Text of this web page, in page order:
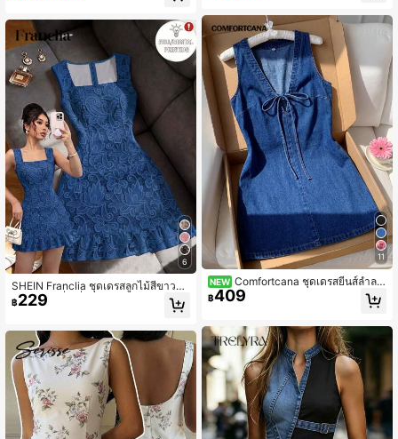
6
SHEIN Franclia ชุดเดรสลูกไม้สีขาวพิ
มพ์ 3D คอสี่เหลี่ยมหรูหรา สบายและเข้
ารูปสำหรับใส่ไปทำงานและเดินทางปร
อร์ฤดูร้อนปี 2026 ใหม่สำหรับผู้หญิง ชุด
เดรสลูกไม้สีขาวแขนกุดเข้ารูปเอว
฿229
11
NEW Comfortcana ชุดเดรสยีนส์ลำลอ
งผูกเชือกอเนกประสงค์สำหรับผู้หญิง
฿409